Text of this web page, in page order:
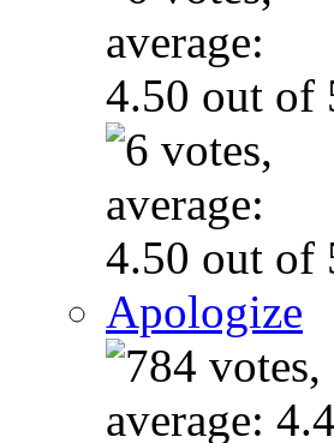
Apologize